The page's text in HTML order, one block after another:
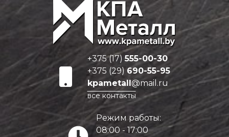
+375 (17)555-00-30
+375 (29) 690-55-95
kpametall@mail.ru
все контакты
Режим работы:
08:00 - 17:00